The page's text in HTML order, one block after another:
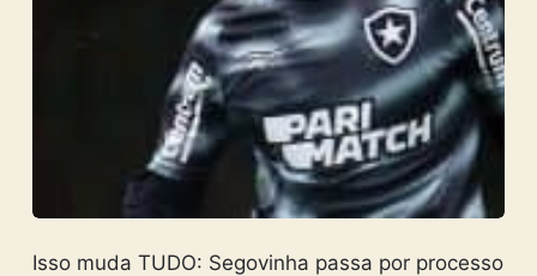
Isso muda TUDO: Segovinha passa por processo